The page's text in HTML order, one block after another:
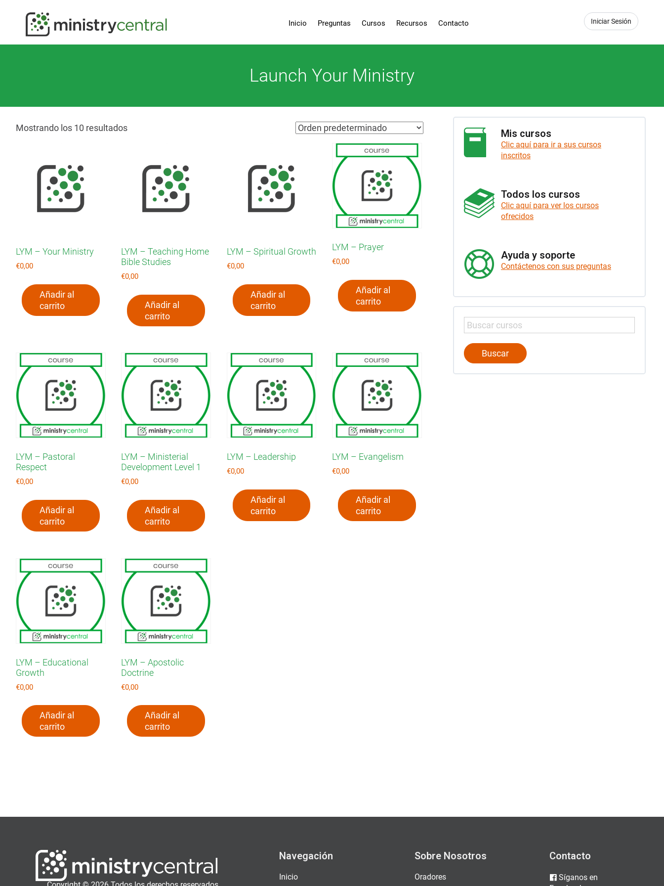
Iniciar Sesión
Inicio Preguntas Cursos Recursos Contacto
Launch Your Ministry
Mostrando los 10 resultados
LYM – Your Ministry
€0,00
Añadir al
carrito
LYM – Teaching Home
Bible Studies
€0,00
Añadir al
carrito
LYM – Spiritual Growth
€0,00
Añadir al
carrito
LYM – Prayer
€0,00
Añadir al
carrito
LYM – Pastoral
Respect
€0,00
Añadir al
carrito
LYM – Ministerial
Development Level 1
€0,00
Añadir al
carrito
LYM – Leadership
€0,00
Añadir al
carrito
LYM – Evangelism
€0,00
Añadir al
carrito
LYM – Educational
Growth
€0,00
Añadir al
carrito
LYM – Apostolic
Doctrine
€0,00
Añadir al
carrito
Mis cursos
Clic aquí para ir a sus cursos
inscritos
Todos los cursos
Clic aquí para ver los cursos
ofrecidos
Ayuda y soporte
Contáctenos con sus preguntas
Navegación
Inicio
Sobre Nosotros
Oradores
Contacto
Síganos en